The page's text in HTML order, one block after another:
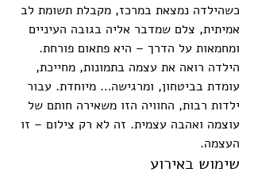
כשהילדה נמצאת במרכז, מקבלת תשומת לב
אמיתית, צלם שמדבר אליה בגובה העיניים
ומחמאות על הדרך – היא פתאום פורחת.
הילדה רואה את עצמה בתמונות, מחייכת,
עומדת בביטחון, ומרגישה… מיוחדת. עבור
ילדות רבות, החוויה הזו משאירה חותם של
עוצמה ואהבה עצמית. זה לא רק צילום – זו
העצמה.
שימוש באירוע